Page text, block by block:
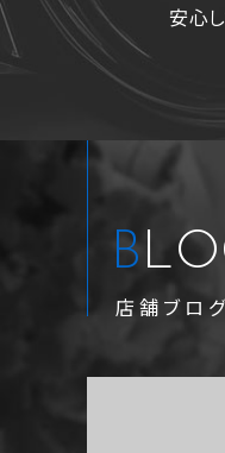
安心
店舗ブロ